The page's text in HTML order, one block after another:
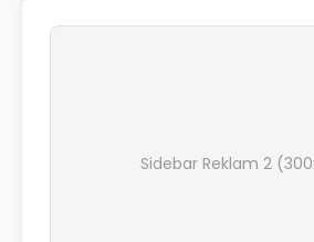
Sidebar Reklam 2